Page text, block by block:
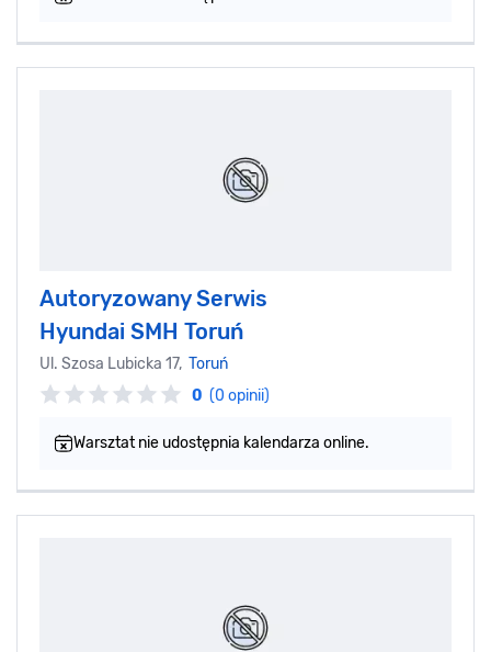
Autoryzowany Serwis
Hyundai SMH Toruń
Ul. Szosa Lubicka 17, Toruń
0 (0 opinii)
Warsztat nie udostępnia kalendarza online.